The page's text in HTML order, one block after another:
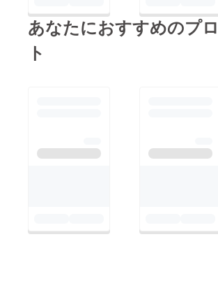
あなたにおすすめのプ
ト